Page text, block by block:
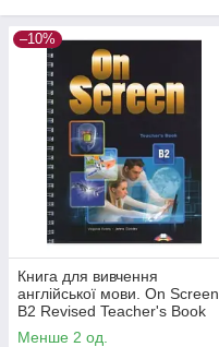
–10%
Книга для вивчення
англійської мови. On Screen
B2 Revised Teacher's Book
(With Writing Book)
Менше 2 од.